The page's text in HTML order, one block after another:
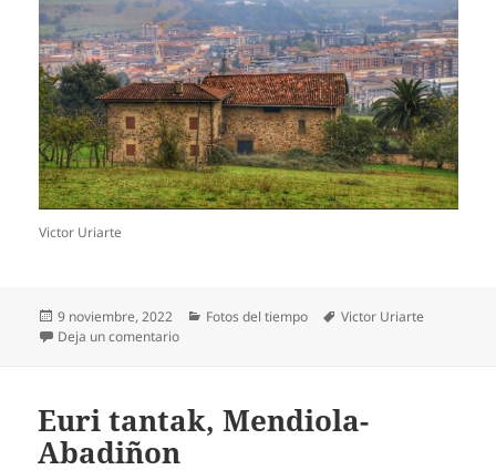
Victor Uriarte
Publicado
el
9 noviembre, 2022 Categorías
Fotos del tiempo Etiquetas
Victor Uriarte
Deja un comentarioen Zeru estalia, Durangon
Euri tantak, Mendiola-
Abadiñon